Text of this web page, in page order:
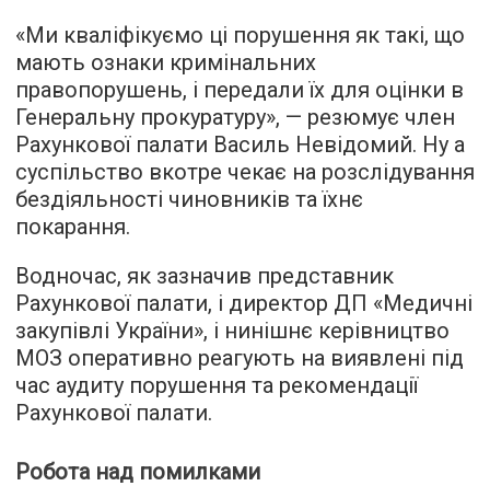
«Ми кваліфікуємо ці порушення як такі, що
мають ознаки кримінальних
правопорушень, і передали їх для оцінки в
Генеральну прокуратуру», — резюмує член
Рахункової палати Василь Невідомий. Ну а
суспільство вкотре чекає на розслідування
бездіяльності чиновників та їхнє
покарання.
Водночас, як зазначив представник
Рахункової палати, і директор ДП «Медичні
закупівлі України», і нинішнє керівництво
МОЗ оперативно реагують на виявлені під
час аудиту порушення та рекомендації
Рахункової палати.
Робота над помилками